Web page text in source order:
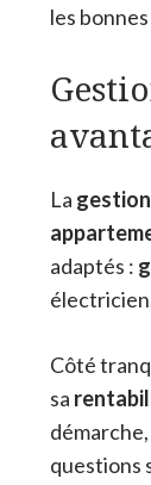
les
La
adaptés :
Côté
sa
questions